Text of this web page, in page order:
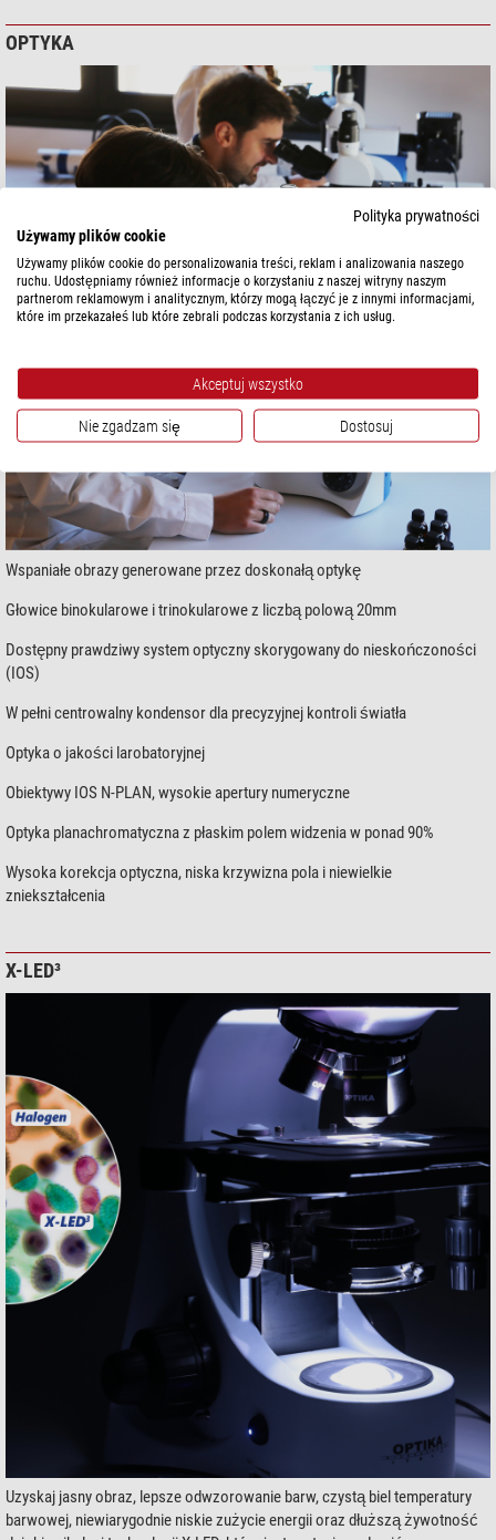
OPTYKA
Wspaniałe obrazy generowane przez doskonałą optykę
Głowice binokularowe i trinokularowe z liczbą polową 20mm
Dostępny prawdziwy system optyczny skorygowany do nieskończoności
(IOS)
W pełni centrowalny kondensor dla precyzyjnej kontroli światła
Optyka o jakości larobatoryjnej
Obiektywy IOS N-PLAN, wysokie apertury numeryczne
Optyka planachromatyczna z płaskim polem widzenia w ponad 90%
Wysoka korekcja optyczna, niska krzywizna pola i niewielkie
zniekształcenia
X-LED³
Uzyskaj jasny obraz, lepsze odwzorowanie barw, czystą biel temperatury
barwowej, niewiarygodnie niskie zużycie energii oraz dłuższą żywotność
Polityka prywatności
Używamy plików cookie
Używamy plików cookie do personalizowania treści, reklam i analizowania naszego
ruchu. Udostępniamy również informacje o korzystaniu z naszej witryny naszym
partnerom reklamowym i analitycznym, którzy mogą łączyć je z innymi informacjami,
które im przekazałeś lub które zebrali podczas korzystania z ich usług.
Akceptuj wszystko
Nie zgadzam się Dostosuj